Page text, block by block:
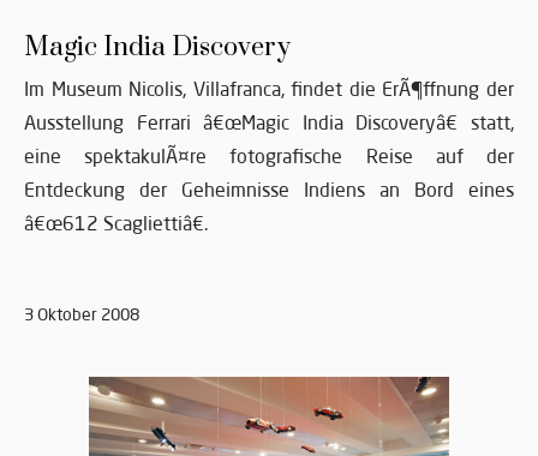
Magic India Discovery
Im Museum Nicolis, Villafranca, findet die ErÃ¶ffnung der
Ausstellung Ferrari â€œMagic India Discoveryâ€ statt,
eine spektakulÃ¤re fotografische Reise auf der
Entdeckung der Geheimnisse Indiens an Bord eines
â€œ612 Scagliettiâ€.
3 Oktober 2008